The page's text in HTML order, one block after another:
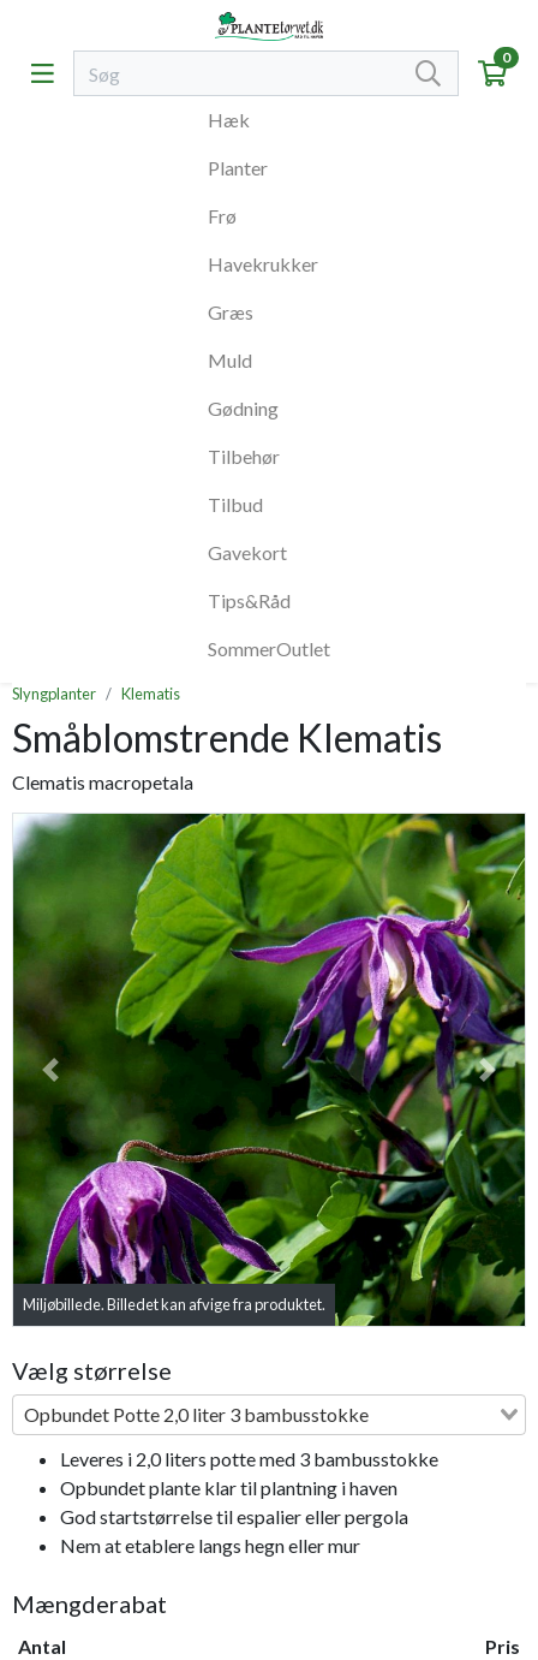
0
Hæk
Planter
Frø
Havekrukker
Græs
Muld
Gødning
Tilbehør
Tilbud
Gavekort
Tips&Råd
SommerOutlet
Slyngplanter Klematis
Småblomstrende Klematis
Clematis macropetala
Miljøbillede. Billedet kan afvige fra produktet.
Previous Next
Vælg størrelse
Opbundet Potte 2,0 liter 3 bambusstokke
Leveres i 2,0 liters potte med 3 bambusstokke
Opbundet plante klar til plantning i haven
God startstørrelse til espalier eller pergola
Nem at etablere langs hegn eller mur
Mængderabat
Antal
Pris